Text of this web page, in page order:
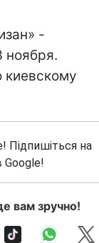
-
ноября.
киевскому
Підпишіться на
Google!
вам зручно!